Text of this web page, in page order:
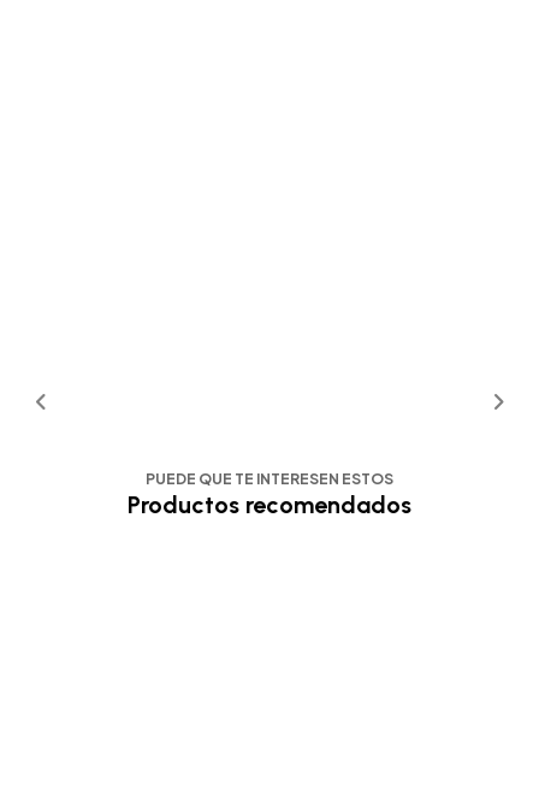
PUEDE QUE TE INTERESEN ESTOS
Productos recomendados